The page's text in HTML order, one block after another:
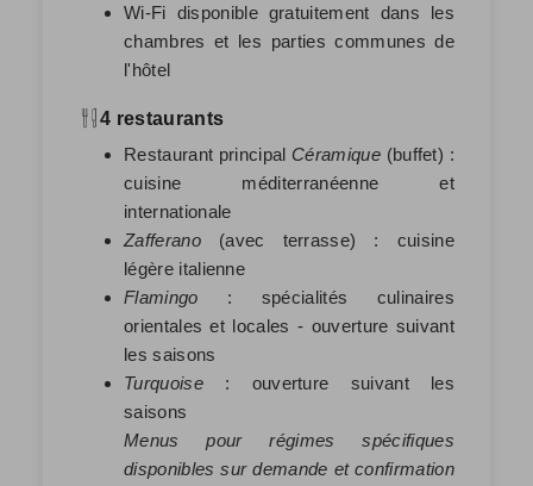
Wi-Fi disponible gratuitement dans les
chambres et les parties communes de
l'hôtel
4 restaurants
Restaurant principal Céramique (buffet) :
cuisine méditerranéenne et
internationale
Zafferano(avec terrasse) : cuisine
légère italienne
Flamingo : spécialités culinaires
orientales et locales - ouverture suivant
les saisons
Turquoise: ouverture suivant les
saisons
Menus pour régimes spécifiques
disponibles sur demande et confirmation